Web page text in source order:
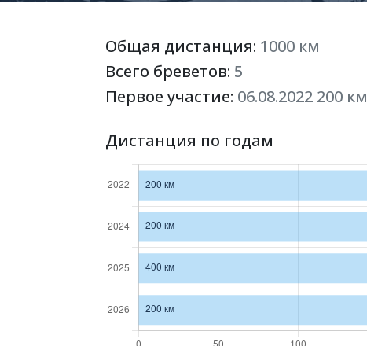
Общая дистанция: 1000 км
Всего бреветов: 5
Первое участие: 06.08.2022 200 км
Дистанция по годам